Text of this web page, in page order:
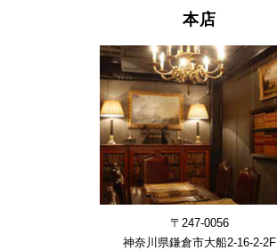
本店
〒247-0056
神奈川県鎌倉市大船2-16-2-2F